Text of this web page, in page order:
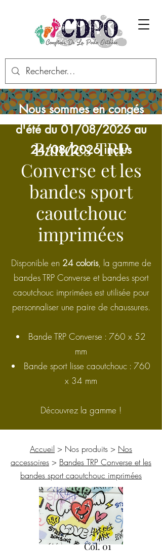
Nous sommes en congés
d'été du 01/08/2026 au
24/08/2026 inclus
Bandes TRP
Converse et les
bandes sport
caoutchouc
imprimées
Disponible en 24 coloris, la gamme de
bandes TRP Converse et bandes sport
caoutchouc imprimées est utilisée pour
personnaliser une paire de chaussures.
Bande TRP Converse : 760 x 52
mm
Bande sport lisse caoutchouc : 760
x 34 mm
Découvrez la gamme !
Accueil > Nos produits > Nos
accessoires > Bandes TRP Converse et les
bandes sport caoutchouc imprimées
Col. 01